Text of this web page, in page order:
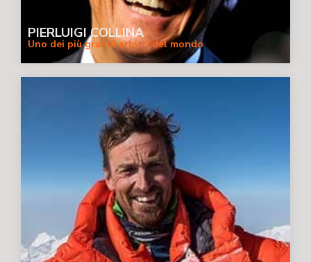
PIERLUIGI COLLINA
Uno dei più grandi arbitri del mondo